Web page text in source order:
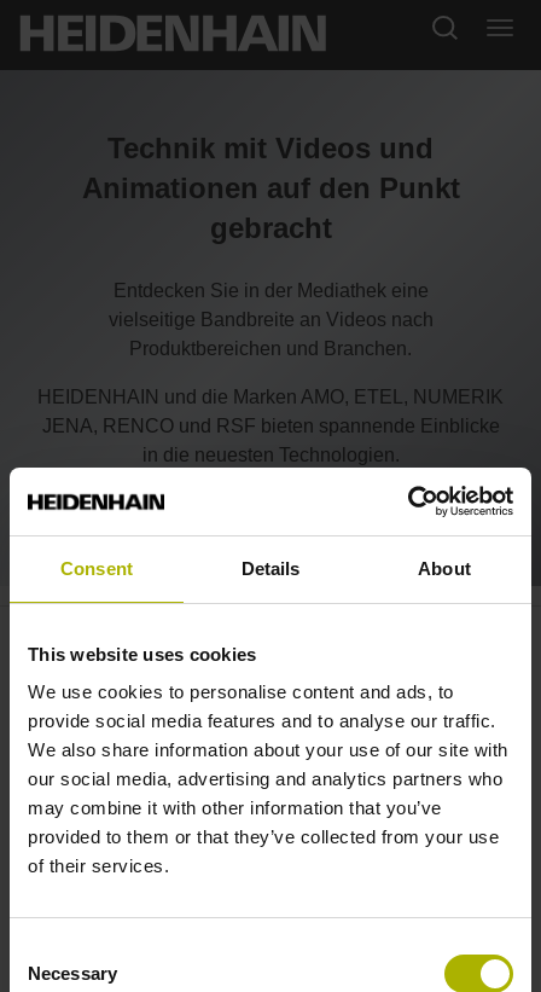
Consent Details About
This website uses cookies
We use cookies to personalise content and ads, to
provide social media features and to analyse our traffic.
We also share information about your use of our site with
our social media, advertising and analytics partners who
may combine it with other information that you’ve
provided to them or that they’ve collected from your use
of their services.
Selection
Necessary
Technik mit Videos und
Animationen auf den Punkt
gebracht
Entdecken Sie in der Mediathek eine
vielseitige Bandbreite an Videos nach
Produktbereichen und Branchen.
HEIDENHAIN und die Marken AMO, ETEL, NUMERIK
JENA, RENCO und RSF bieten spannende Einblicke
in die neuesten Technologien.
End-Bereich | HEIDENHAIN